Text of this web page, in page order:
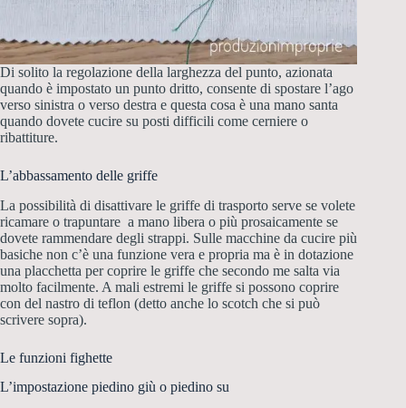
Di solito la regolazione della larghezza del punto, azionata
quando è impostato un punto dritto, consente di spostare l’ago
verso sinistra o verso destra e questa cosa è una mano santa
quando dovete cucire su posti difficili come cerniere o
ribattiture.
L’abbassamento delle griffe
La possibilità di disattivare le griffe di trasporto serve se volete
ricamare o trapuntare a mano libera o più prosaicamente se
dovete rammendare degli strappi. Sulle macchine da cucire più
basiche non c’è una funzione vera e propria ma è in dotazione
una placchetta per coprire le griffe che secondo me salta via
molto facilmente. A mali estremi le griffe si possono coprire
con del nastro di teflon (detto anche lo scotch che si può
scrivere sopra).
Le funzioni fighette
L’impostazione piedino giù o piedino su